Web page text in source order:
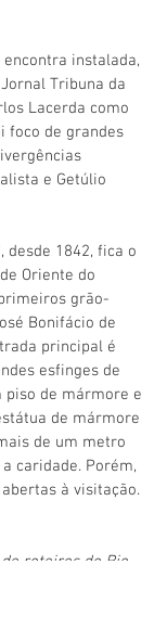
encontra instalada,
Tribuna da
Lacerda como
foco de grandes
e Getúlio
desde 1842, fica o
Oriente do
grão-
Bonifácio de
principal é
esfinges de
piso de mármore e
de mármore
de um metro
caridade. Porém,
à visitação.
de roteiros do Rio